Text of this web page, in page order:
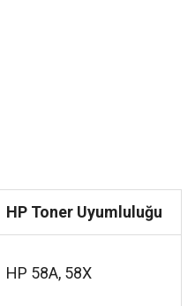
HP Toner Uyumluluğu
HP 58A, 58X